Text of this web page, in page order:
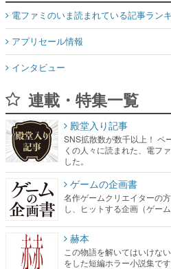
電ファミのいま読まれている記事ラン
アプリセール情報
インタビュー
連載・特集一覧
殿堂入り記事
SNS拡散数が数千以上！ ペ
くの人々に読まれた、電フ
した。
ゲームの企画書
名作ゲームクリエイターの
し、ヒットする企画（ゲー
赫本
この物語を解いてはいけな
をした短編ホラー小説集です